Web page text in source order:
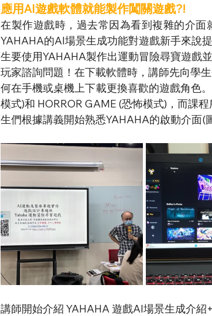
應用AI遊戲軟體就能製作闖關遊戲?!
在製作遊戲時，過去常因為看到複雜的介
YAHAHA的AI場景生成功能對遊戲新手來說
生要使用YAHAHA製作出運動冒險尋寶遊戲
玩家諮詢問題！在下載軟體時，講師先向學
何在手機或桌機上下載更換喜歡的遊戲角色
模式)和 HORROR GAME (恐怖模式)，而課
生們根據講義開始熟悉YAHAHA的啟動介面(圖
講師開始介紹 YAHAHA 遊戲AI場景生成介